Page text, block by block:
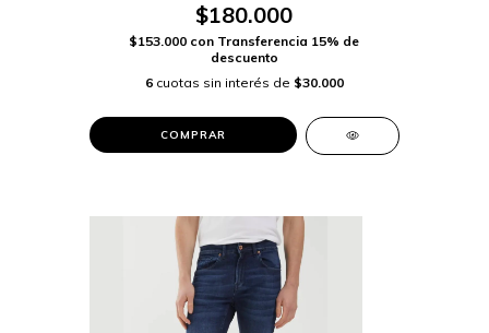
$180.000
$153.000 con Transferencia 15% de
descuento
6 cuotas sin interés de $30.000
COMPRAR